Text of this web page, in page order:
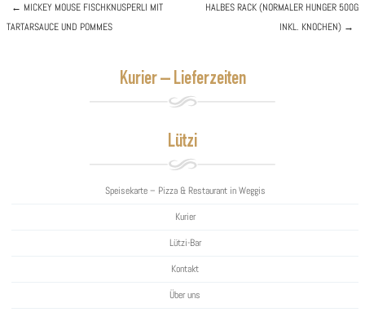
Post navigation
← MICKEY MOUSE FISCHKNUSPERLI MIT
TARTARSAUCE UND POMMES
HALBES RACK (NORMALER HUNGER 500G
INKL. KNOCHEN) →
Kurier – Lieferzeiten
Lützi
Speisekarte – Pizza & Restaurant in Weggis
Kurier
Lützi-Bar
Kontakt
Über uns